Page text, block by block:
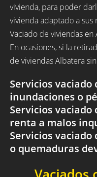
vivienda, para poder
vivienda adaptado a sus
Vaciado de viviendas
En ocasiones, si la
de viviendas Albatera
Servicios
inundaciones o
Servicios vaciado
renta a malos
Servicios
o quemaduras